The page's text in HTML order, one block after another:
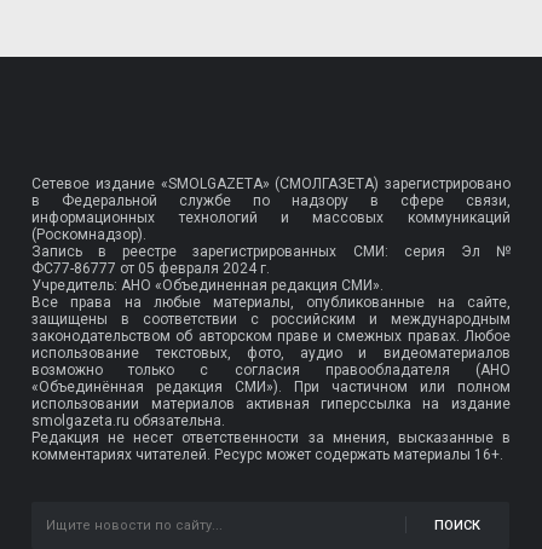
Сетевое издание «SMOLGAZETA» (СМОЛГАЗЕТА) зарегистрировано
в Федеральной службе по надзору в сфере связи,
информационных технологий и массовых коммуникаций
(Роскомнадзор).
Запись в реестре зарегистрированных СМИ: серия Эл №
ФС77-86777 от 05 февраля 2024 г.
Учредитель: АНО «Объединенная редакция СМИ».
Все права на любые материалы, опубликованные на сайте,
защищены в соответствии с российским и международным
законодательством об авторском праве и смежных правах. Любое
использование текстовых, фото, аудио и видеоматериалов
возможно только с согласия правообладателя (АНО
«Объединённая редакция СМИ»). При частичном или полном
использовании материалов активная гиперссылка на издание
smolgazeta.ru обязательна.
Редакция не несет ответственности за мнения, высказанные в
комментариях читателей. Ресурс может содержать материалы 16+.
ПОИСК